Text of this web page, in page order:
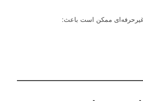
ممکن است باعث: